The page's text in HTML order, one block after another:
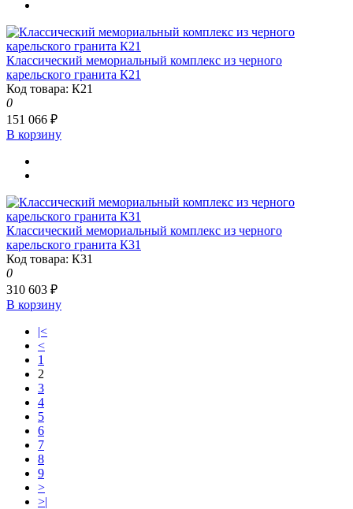
Классический мемориальный комплекс из черного
карельского гранита К21
Код товара: К21
0
151 066 ₽
В корзину
Классический мемориальный комплекс из черного
карельского гранита К31
Код товара: К31
0
310 603 ₽
В корзину
|<
<
1
2
3
4
5
6
7
8
9
>
>|